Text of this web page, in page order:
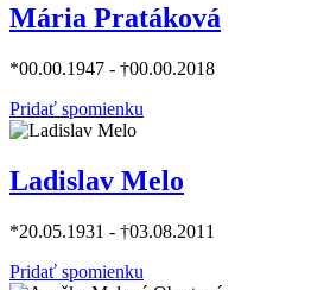
Mária Pratáková
*00.00.1947 - †00.00.2018
Pridať spomienku
Ladislav Melo
*20.05.1931 - †03.08.2011
Pridať spomienku